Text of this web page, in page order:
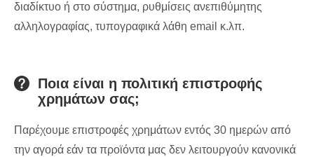
διαδίκτυο ή στο σύστημα, ρυθμίσεις ανεπιθύμητης
αλληλογραφίας, τυπογραφικά λάθη email κ.λπ.
Ποια είναι η πολιτική επιστροφής
χρημάτων σας;
Παρέχουμε επιστροφές χρημάτων εντός 30 ημερών από
την αγορά εάν τα προϊόντα μας δεν λειτουργούν κανονικά